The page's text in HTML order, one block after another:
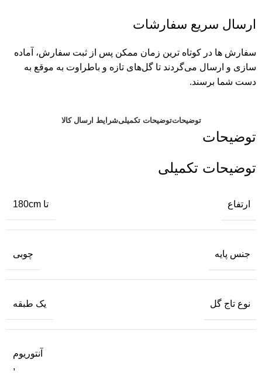
ارسال سریع سفارشات
سفارش ها در کوتاه ترین زمان ممکن پس از ثبت سفارش، آماده
سازی و ارسال می‌گردند تا گل‌های تازه و باطراوت به موقع به
دست شما برسند.
توضیحاتتوضیحات تکمیلیشرایط ارسال کالا
توضیحات
توضیحات تکمیلی
ارتفاع تا 180cm
جنس پایه چوبی
نوع تاج گل یک طبقه
آنتوریوم
,